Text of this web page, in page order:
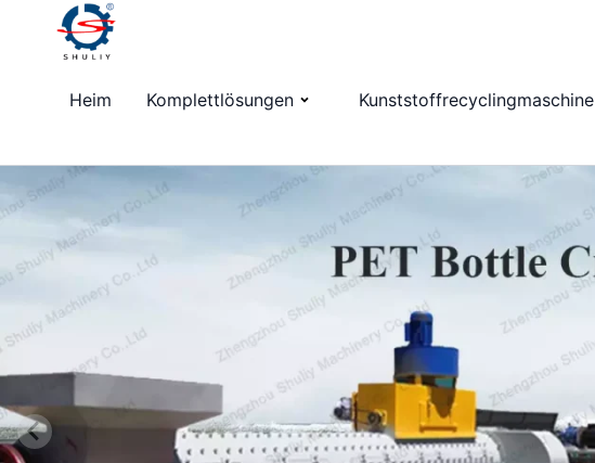
Heim Komplettlösungen Kunststoffrecyclingmaschine